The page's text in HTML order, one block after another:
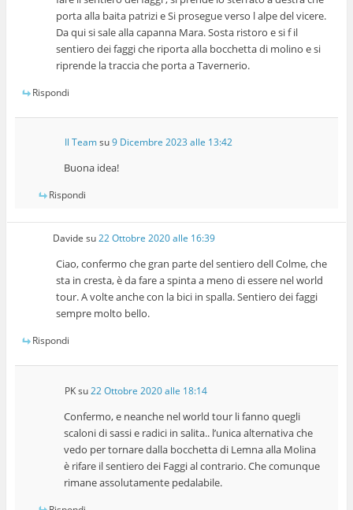
porta alla baita patrizi e Si prosegue verso l alpe del vicere.
Da qui si sale alla capanna Mara. Sosta ristoro e si f il
sentiero dei faggi che riporta alla bocchetta di molino e si
riprende la traccia che porta a Tavernerio.
Rispondi
Il Teamsu9 Dicembre 2023 alle 13:42
Buona idea!
Rispondi
Davide su22 Ottobre 2020 alle 16:39
Ciao, confermo che gran parte del sentiero dell Colme, che
sta in cresta, è da fare a spinta a meno di essere nel world
tour. A volte anche con la bici in spalla. Sentiero dei faggi
sempre molto bello.
Rispondi
PKsu22 Ottobre 2020 alle 18:14
Confermo, e neanche nel world tour li fanno quegli
scaloni di sassi e radici in salita.. l’unica alternativa che
vedo per tornare dalla bocchetta di Lemna alla Molina
è rifare il sentiero dei Faggi al contrario. Che comunque
rimane assolutamente pedalabile.